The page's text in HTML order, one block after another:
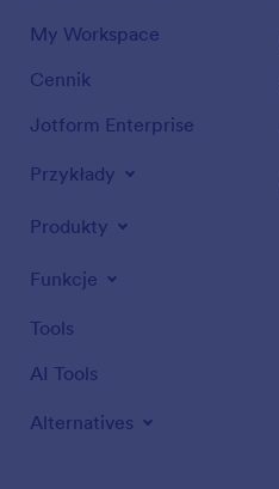
My Workspace
Cennik
Jotform Enterprise
Przykłady
Produkty
Funkcje
Tools
AI Tools
Alternatives